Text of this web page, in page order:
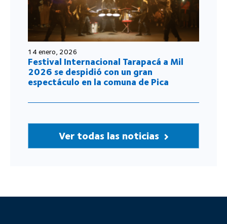
14 enero, 2026
Festival Internacional Tarapacá a Mil
2026 se despidió con un gran
espectáculo en la comuna de Pica
Ver todas las noticias